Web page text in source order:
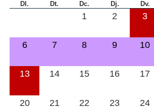
Dl. Dt. Dc. Dj. Dv.
1 2 3
6 7 8 9 10
13 14 15 16 17
20 21 22 23 24